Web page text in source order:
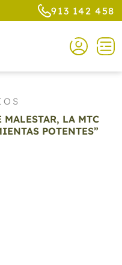
913 142 458
LA MTC
POTENTES”